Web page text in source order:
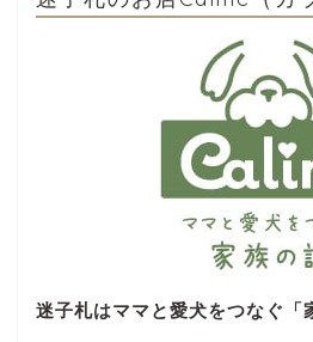
迷子札はママと愛犬をつなぐ「